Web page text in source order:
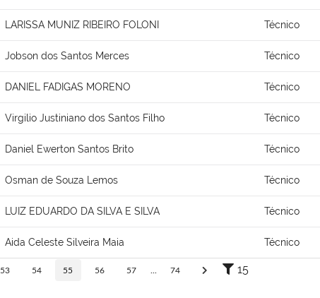
LARISSA MUNIZ RIBEIRO FOLONI Técnico
Jobson dos Santos Merces Técnico
DANIEL FADIGAS MORENO Técnico
Virgilio Justiniano dos Santos Filho Técnico
Daniel Ewerton Santos Brito Técnico
Osman de Souza Lemos Técnico
LUIZ EDUARDO DA SILVA E SILVA Técnico
Aida Celeste Silveira Maia Técnico
53 54 55 56 57 74 15